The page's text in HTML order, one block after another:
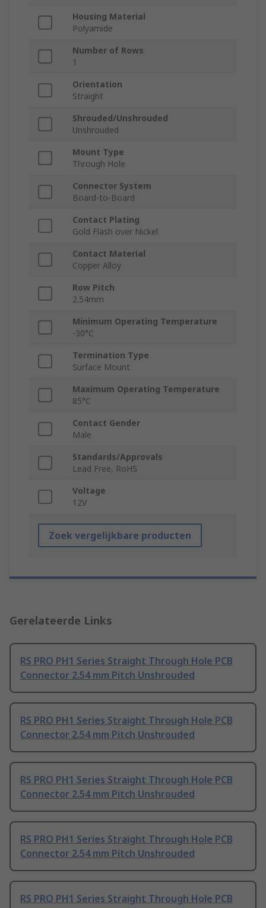
Housing Material
Polyamide
Number of Rows
1
Orientation
Straight
Shrouded/Unshrouded
Unshrouded
Mount Type
Through Hole
Connector System
Board-to-Board
Contact Plating
Gold Flash over Nickel
Contact Material
Copper Alloy
Row Pitch
2.54mm
Minimum Operating Temperature
-30°C
Termination Type
Surface Mount
Maximum Operating Temperature
85°C
Contact Gender
Male
Standards/Approvals
Lead Free, RoHS
Voltage
12V
Zoek vergelijkbare producten
Gerelateerde Links
RS PRO PH1 Series Straight Through Hole PCB
Connector 2.54 mm Pitch Unshrouded
RS PRO PH1 Series Straight Through Hole PCB
Connector 2.54 mm Pitch Unshrouded
RS PRO PH1 Series Straight Through Hole PCB
Connector 2.54 mm Pitch Unshrouded
RS PRO PH1 Series Straight Through Hole PCB
Connector 2.54 mm Pitch Unshrouded
RS PRO PH1 Series Straight Through Hole PCB